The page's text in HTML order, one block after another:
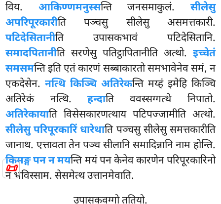
📜
विय. आकिण्णमनुस्सन्ति जनसमाकुलं. सीलेसु
अपरिपूरकारीति पञ्चसु सीलेसु असमत्तकारी.
पटिदेसितानीति उपासकभावं पटिदेसितानि.
समादपितानीति सरणेसु पतिट्ठापितानीति अत्थो. इच्चेतं
समसमन्ति इति एतं कारणं सब्बाकारतो समभावेनेव समं, न
एकदेसेन.नत्थि किञ्चि अतिरेकन्ति मय्हं इमेहि किञ्चि
अतिरेकं नत्थि. हन्दाति ववस्सग्गत्थे निपातो.
अतिरेकायाति विसेसकारणत्थाय पटिपज्जामीति अत्थो.
सीलेसु परिपूरकारिं धारेथाति पञ्चसु सीलेसु समत्तकारीति
जानाथ. एत्तावता तेन पञ्च सीलानि समादिन्नानि नाम होन्ति.
किमङ्ग पन न मयन्ति मयं पन केनेव कारणेन परिपूरकारिनो
न भविस्साम. सेसमेत्थ उत्तानमेवाति.
उपासकवग्गो ततियो.